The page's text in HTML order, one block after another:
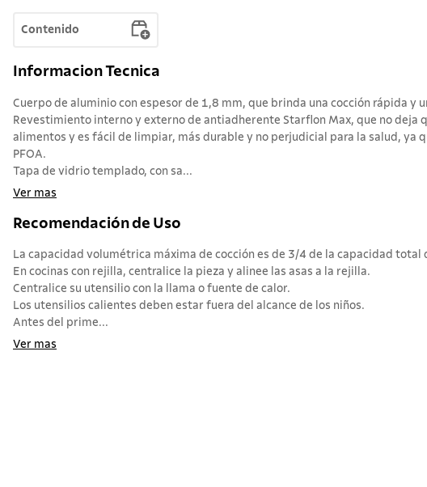
Contenido
Informacion Tecnica
Cuerpo de aluminio con espesor de 1,8 mm, que brinda una cocción rápida y
Revestimiento interno y externo de antiadherente Starflon Max, que no deja
alimentos y es fácil de limpiar, más durable y no perjudicial para la salud, ya
PFOA.
Tapa de vidrio templado, con sa...
Ver mas
Recomendación de Uso
La capacidad volumétrica máxima de cocción es de 3/4 de la capacidad total
En cocinas con rejilla, centralice la pieza y alinee las asas a la rejilla.
Centralice su utensilio con la llama o fuente de calor.
Los utensilios calientes deben estar fuera del alcance de los niños.
Antes del prime...
Ver mas